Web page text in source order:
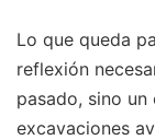
Lo que queda
reflexión
pasado, sino
excavaciones